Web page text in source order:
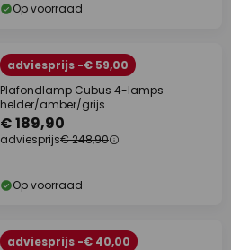
Op voorraad
adviesprijs -€ 59,00
Plafondlamp Cubus 4-lamps
helder/amber/grijs
€ 189,90
adviesprijs€ 248,90
Op voorraad
adviesprijs -€ 40,00